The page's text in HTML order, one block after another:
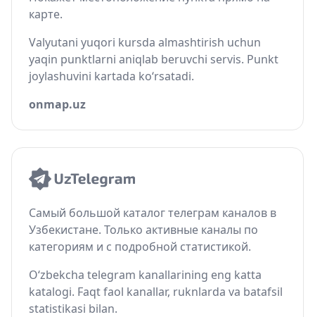
карте.
Valyutani yuqori kursda almashtirish uchun
yaqin punktlarni aniqlab beruvchi servis. Punkt
joylashuvini kartada ko‘rsatadi.
onmap.uz
Самый большой каталог телеграм каналов в
Узбекистане. Только активные каналы по
категориям и с подробной статистикой.
O‘zbekcha telegram kanallarining eng katta
katalogi. Faqt faol kanallar, ruknlarda va batafsil
statistikasi bilan.